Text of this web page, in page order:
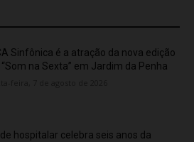
Sinfônica é a atração da nova edição
“Som na Sexta” em Jardim da Penha
hospitalar celebra seis anos da